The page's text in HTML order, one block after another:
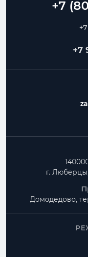
Частые
Можно ли
Можно ли
+7
г. Люберцы,
Домодедово,